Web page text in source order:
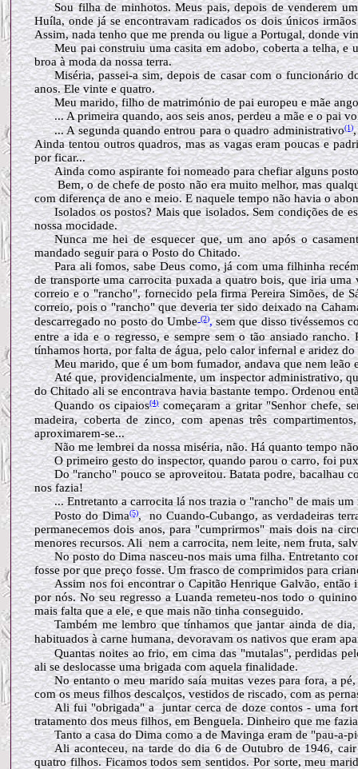
Sou filha de minhotos. Meus pais, depois de venderem
Huíla, onde já se encontravam radicados os dois únicos
Assim, nada tenho que me prenda ou ligue a Portugal, donde
Meu pai construiu uma casita em adobo, coberta a telha,
broa à moda da nossa terra.
Miséria, passei-a sim, depois de casar com o funcionário
anos. Ele vinte e quatro.
Meu marido, filho de matrimónio de pai europeu e mãe
... A primeira quando, aos seis anos, perdeu a mãe e o pai
... A segunda quando entrou para o quadro administrativo(1),
Ainda tentou outros quadros, mas as vagas eram poucas e
por ficar...
Ainda como aspirante foi nomeado para chefiar alguns
Bem, o de chefe de posto não era muito melhor, mas
com diferença de ano e meio. E naquele tempo não havia o
Isolados os postos? Mais que isolados. Sem condições de
nossa mocidade.
Nunca me hei de esquecer que, um ano após o
mandado seguir para o Posto do Chitado.
Para ali fomos, sabe Deus como, já com uma filhinha
de transporte uma carrocita puxada a quatro bois, que iria
correio e o "rancho", fornecido pela firma Pereira Simões, de
correio, pois o "rancho" que deveria ter sido deixado na
descarregado no posto do Umbe(2),sem que disso tivéssemos
entre a ida e o regresso, e sempre sem o tão ansiado
tínhamos horta, por falta de água, pelo calor infernal e aridez
Meu marido, que é um bom fumador, andava que nem leão
Até que, providencialmente, um inspector administrativo,
do Chitado ali se encontrava havia bastante tempo. Ordenou
Quando os cipaios(4)começaram a gritar "Senhor chefe,
madeira, coberta de zinco, com apenas três
aproximarem-se...
Não me lembrei da nossa miséria, não. Há quanto tempo
O primeiro gesto do inspector, quando parou o carro, foi
Do "rancho" pouco se aproveitou. Batata podre, bacalhau
nos fazia!
... Entretanto a carrocita lá nos trazia o "rancho" de mais um
Posto do Dima(5), no Cuando-Cubango, as verdadeiras
permanecemos dois anos, para "cumprirmos" mais dois na
menores recursos. Ali nem a carrocita, nem leite, nem fruta,
No posto do Dima nasceu-nos mais uma filha. Entretanto
fosse por que preço fosse. Um frasco de comprimidos para
Assim nos foi encontrar o Capitão Henrique Galvão, então
por nós. No seu regresso a Luanda remeteu-nos todo o
mais falta que a ele, e que mais não tinha conseguido.
Também me lembro que tínhamos que jantar ainda de
habituados à carne humana, devoravam os nativos que eram
Quantas noites ao frio, em cima das "mutalas", perdidas
ali se deslocasse uma brigada com aquela finalidade.
No entanto o meu marido saía muitas vezes para fora, a
com os meus filhos descalços, vestidos de riscado, com as
Ali fui "obrigada" a juntar cerca de doze contos - uma
tratamento dos meus filhos, em Benguela. Dinheiro que me
Tanto a casa do Dima como a de Mavinga eram de "pau-a-
Ali aconteceu, na tarde do dia 6 de Outubro de 1946,
quatro filhos. Ficamos todos sem sentidos. Por sorte, meu